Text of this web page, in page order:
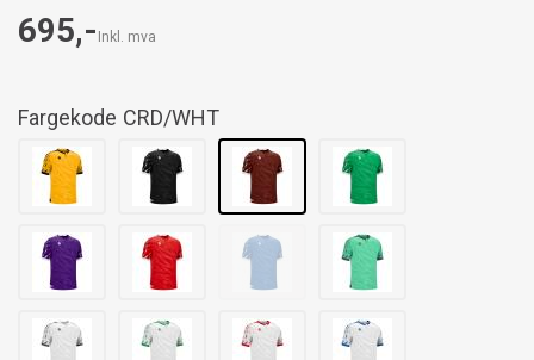
695,- Inkl. mva
Fargekode CRD/WHT